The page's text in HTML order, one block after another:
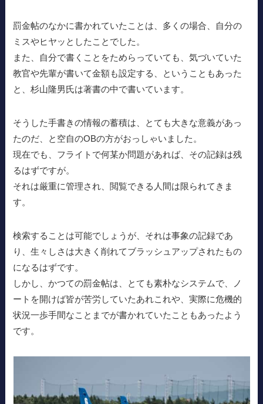
罰金帖のなかに書かれていたことは、多くの場合、自分の
ミスやヒヤッとしたことでした。
また、自分で書くことをためらっていても、気づいていた
教官や先輩が書いて金額も設定する、ということもあった
と、杉山隆男氏は著書の中で書いています。
そうした手書きの情報の蓄積は、とても大きな意義があっ
たのだ、と空自のOBの方がおっしゃいました。
現在でも、フライトで何某か問題があれば、その記録は残
るはずですが。
それは厳重に管理され、閲覧できる人間は限られてきま
す。
検索することは可能でしょうが、それは事象の記録であ
り、生々しさは大きく削れてブラッシュアップされたもの
になるはずです。
しかし、かつての罰金帖は、とても素朴なシステムで、ノ
ートを開けば皆が苦労していたあれこれや、実際に危機的
状況一歩手間なことまでが書かれていたこともあったよう
です。